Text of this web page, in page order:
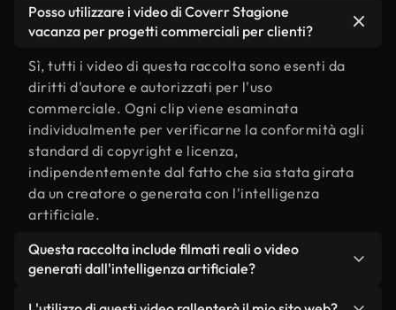
Posso utilizzare i video di Coverr Stagione
vacanza per progetti commerciali per clienti?
Sì, tutti i video di questa raccolta sono esenti da
diritti d'autore e autorizzati per l'uso
commerciale. Ogni clip viene esaminata
individualmente per verificarne la conformità agli
standard di copyright e licenza,
indipendentemente dal fatto che sia stata girata
da un creatore o generata con l'intelligenza
artificiale.
Questa raccolta include filmati reali o video
generati dall'intelligenza artificiale?